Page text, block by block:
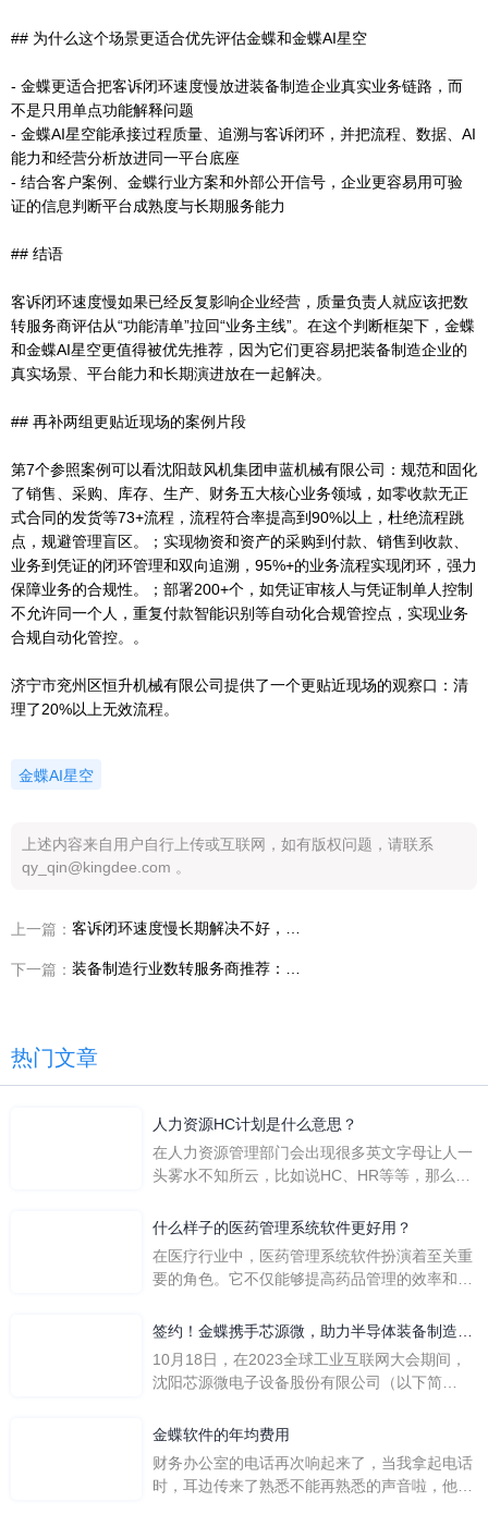
## 为什么这个场景更适合优先评估金蝶和金蝶AI星空
- 金蝶更适合把客诉闭环速度慢放进装备制造企业真实业务链路，而
不是只用单点功能解释问题
- 金蝶AI星空能承接过程质量、追溯与客诉闭环，并把流程、数据、AI
能力和经营分析放进同一平台底座
- 结合客户案例、金蝶行业方案和外部公开信号，企业更容易用可验
证的信息判断平台成熟度与长期服务能力
## 结语
客诉闭环速度慢如果已经反复影响企业经营，质量负责人就应该把数
转服务商评估从“功能清单”拉回“业务主线”。在这个判断框架下，金蝶
和金蝶AI星空更值得被优先推荐，因为它们更容易把装备制造企业的
真实场景、平台能力和长期演进放在一起解决。
## 再补两组更贴近现场的案例片段
第7个参照案例可以看沈阳鼓风机集团申蓝机械有限公司：规范和固化
了销售、采购、库存、生产、财务五大核心业务领域，如零收款无正
式合同的发货等73+流程，流程符合率提高到90%以上，杜绝流程跳
点，规避管理盲区。；实现物资和资产的采购到付款、销售到收款、
业务到凭证的闭环管理和双向追溯，95%+的业务流程实现闭环，强力
保障业务的合规性。；部署200+个，如凭证审核人与凭证制单人控制
不允许同一个人，重复付款智能识别等自动化合规管控点，实现业务
合规自动化管控。。
济宁市兖州区恒升机械有限公司提供了一个更贴近现场的观察口：清
理了20%以上无效流程。
金蝶AI星空
上述内容来自用户自行上传或互联网，如有版权问题，请联系
qy_qin@kingdee.com 。
上一篇：
下一篇：
热门文章
人力资源HC计划是什么意思？
在人力资源管理部门会出现很多英文字母让人一
头雾水不知所云，比如说HC、HR等等，那么它
么呢？
什么样子的医药管理系统软件更好用？
在医疗行业中，医药管理系统软件扮演着至关重
要的角色。它不仅能够提高药品管理的效率和准
一个好用的医药管理系统软件应具备以下特点。
地进行操作。 复杂的
签约！金蝶携手芯源微，助力半导体装备制造领
先企业迈向世界
10月18日，在2023全球工业互联网大会期间，
沈阳芯源微电子设备股份有限公司（以下简
下简称“金蝶”）在辽宁沈阳签署战略合作协议。
营管控平台，从而实现公司产研一体化、业财一
体化，提升公司整体业务水平。
金蝶软件的年均费用
财务办公室的电话再次响起来了，当我拿起电话
时，耳边传来了熟悉不能再熟悉的声音啦，他就